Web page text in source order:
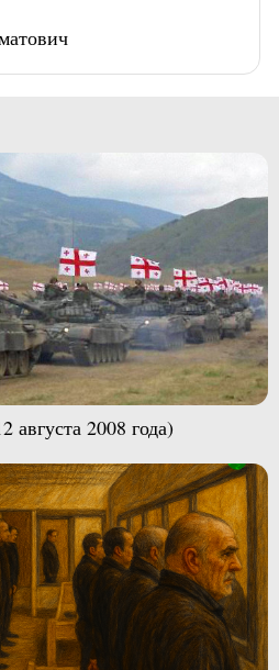
августа 2008 года)